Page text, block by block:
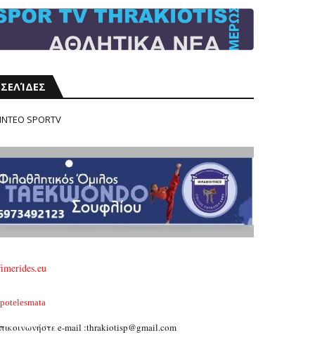
ΣΕΛΊΔΕΣ
SPORTV
e-mail :thrakiotisp@gmail.com